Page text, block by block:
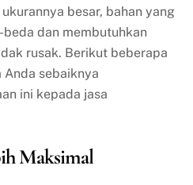
besar, bahan yang
dan membutuhkan
rusak. Berikut beberapa
sebaiknya
ini kepada jasa
Maksimal